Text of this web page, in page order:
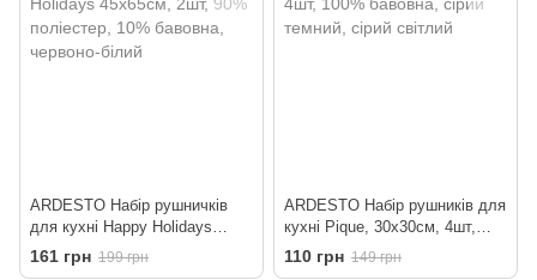
ARDESTO Набір рушничків
для кухні Happy Holidays
45х65см, 2шт, 90% поліестер,
10% бавовна, червоно-білий
161 грн 199 грн
ARDESTO Набір рушників для
кухні Pique, 30x30см, 4шт,
100% бавовна, сірий темний,
сірий світлий
110 грн 149 грн